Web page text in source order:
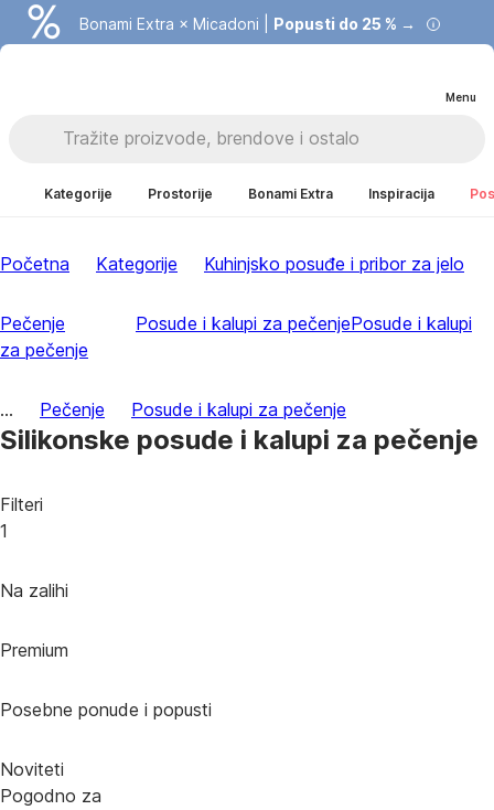
Bonami Extra × Micadoni | Popusti do 25 % →
Menu
Kategorije Prostorije Bonami Extra Inspiracija
Početna Kategorije Kuhinjsko posuđe i pribor za jelo
Pečenje Posude i kalupi za pečenjePosude i kalupi
za pečenje
... Pečenje Posude i kalupi za pečenje
Silikonske posude i kalupi za pečenje
Filteri
1
Na zalihi
Premium
Posebne ponude i popusti
Noviteti
Pogodno za